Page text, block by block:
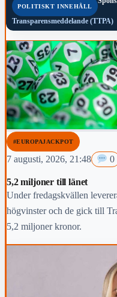
POLITISKT INNEHÅLL
Transparensmeddelande (TTPA)
#EUROPAJACKPOT
7 augusti, 2026, 21:48 0
5,2 miljoner till länet
Under fredagskvällen
högvinster och de gick till
5,2 miljoner kronor.